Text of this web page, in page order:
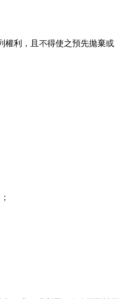
權利，且不得使之預先拋棄或